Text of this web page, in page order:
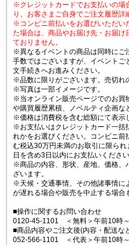
※クレジットカードでお支払いの場
り、お客さまご自身でご注文履歴詳
※コンビニ前払いをお選びいただい
た場合は、商品やお届け先・お届
ておりません。
※異なるイベントの商品は同時にご
手数ではございますが、イベント
文手続きへお進みください。
※品数に限りがございます。売切れ
※写真は一部イメージです。
※当オンライン販売ページでのお買
や購買履歴累積、ノベルティ企画な
※価格は消費税を含む総額にて表示
※お支払いはクレジットカード一括
れかをお選びください。コンビニ
む税込30万円未満のお取引に限ら
日を含め3日以内にお支払いください
※商品の内容、形状、産地、価格、
ざいます。
※天候・交通事情、その他諸事情に
が遅れる場合や販売を中止する場合
■操作に関するお問い合わせ
0120-45-1101 ＜無料＞午前10時
■商品内容やご注文後(内容・配送な
052-566-1101 ＜代表＞午前10時